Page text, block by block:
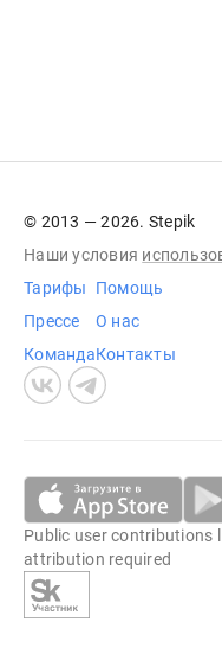
© 2013 — 2026. Stepik
Наши условия
Тарифы
Прессе
Команда
Помощь
О нас
Контакты
Public user contributions
attribution required